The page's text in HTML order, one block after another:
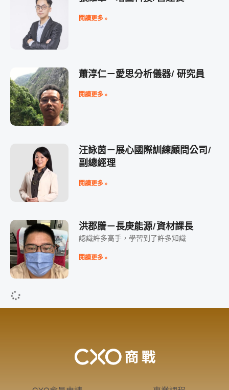
閱讀更多 »
蕭淳仁－愛思分析儀器/ 研究員
閱讀更多 »
汪詠茵－展心國際訓練顧問公司/
副總經理
閱讀更多 »
洪郡謄－長庚能源/資材課長
認識許多高手，學習到了許多知識
閱讀更多 »